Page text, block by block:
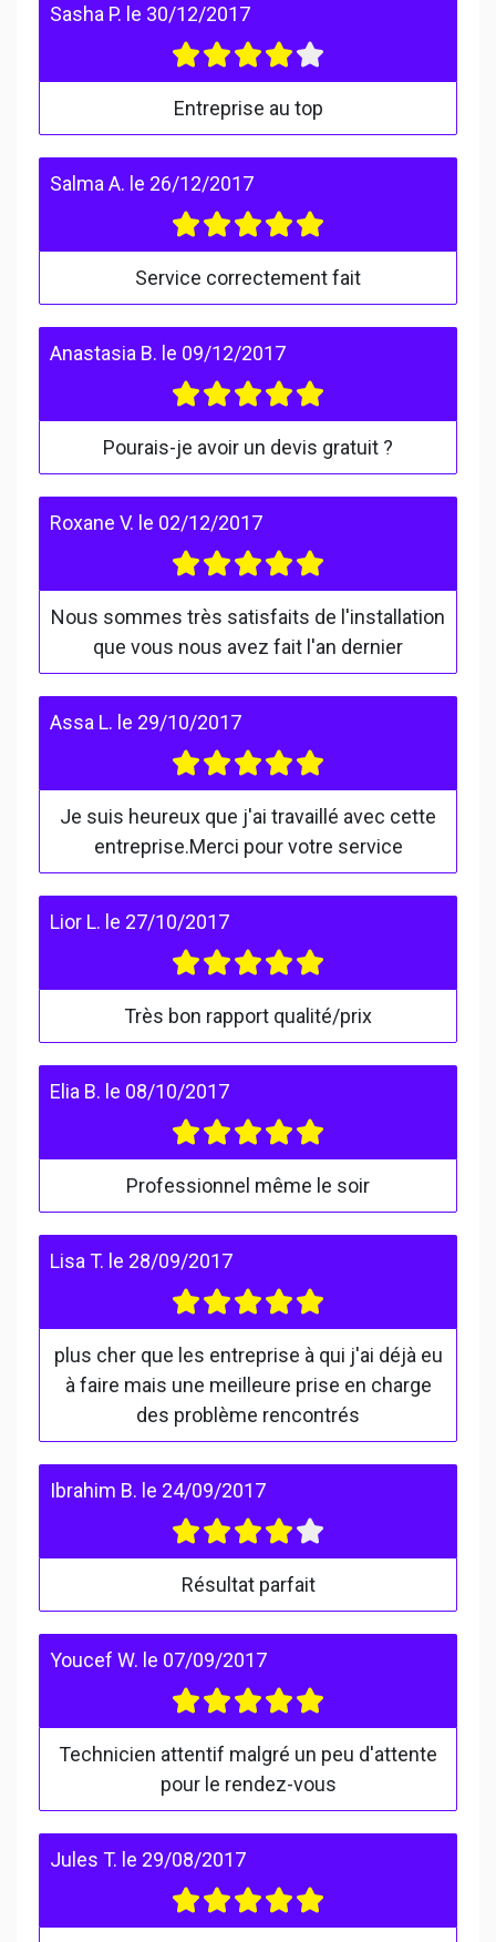
Sasha P. le 30/12/2017
Entreprise au top
Salma A. le 26/12/2017
Service correctement fait
Anastasia B. le 09/12/2017
Pourais-je avoir un devis gratuit ?
Roxane V. le 02/12/2017
Nous sommes très satisfaits de l'installation
que vous nous avez fait l'an dernier
Assa L. le 29/10/2017
Je suis heureux que j'ai travaillé avec cette
entreprise.Merci pour votre service
Lior L. le 27/10/2017
Très bon rapport qualité/prix
Elia B. le 08/10/2017
Professionnel même le soir
Lisa T. le 28/09/2017
plus cher que les entreprise à qui j'ai déjà eu
à faire mais une meilleure prise en charge
des problème rencontrés
Ibrahim B. le 24/09/2017
Résultat parfait
Youcef W. le 07/09/2017
Technicien attentif malgré un peu d'attente
pour le rendez-vous
Jules T. le 29/08/2017